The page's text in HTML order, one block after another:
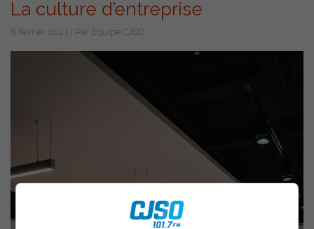
La culture d’entreprise
8 février 2023 | Par Équipe CJSO